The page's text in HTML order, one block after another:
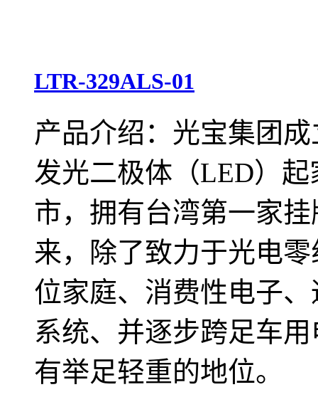
LTR-329ALS-01
产品介绍：光宝集团
发光二极体（LED）
市，拥有台湾第一家
来，除了致力于光电
位家庭、消费性电子
系统、并逐步跨足车
有举足轻重的地位。